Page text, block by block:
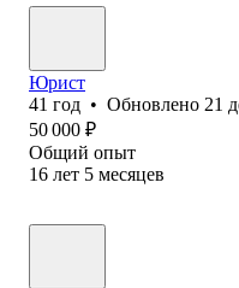
Юрист
41 год • Обновлено 21
50 000 ₽
Общий опыт
16 лет 5 месяцев